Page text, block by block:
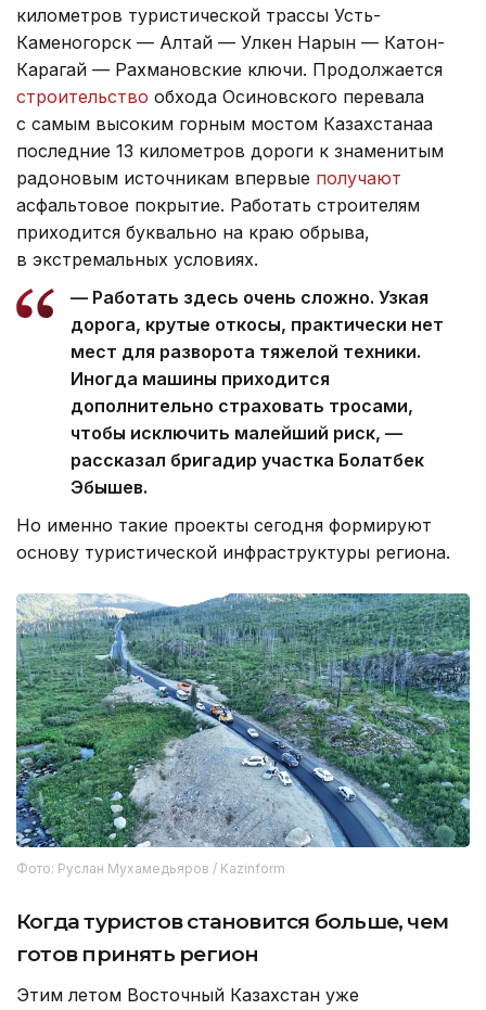
километров туристической трассы Усть-
Каменогорск — Алтай — Улкен Нарын — Катон-
Карагай — Рахмановские ключи. Продолжается
строительство обхода Осиновского перевала
с самым высоким горным мостом Казахстанаа
последние 13 километров дороги к знаменитым
радоновым источникам впервые получают
асфальтовое покрытие. Работать строителям
приходится буквально на краю обрыва,
в экстремальных условиях.
— Работать здесь очень сложно. Узкая
дорога, крутые откосы, практически нет
мест для разворота тяжелой техники.
Иногда машины приходится
дополнительно страховать тросами,
чтобы исключить малейший риск, —
рассказал бригадир участка Болатбек
Эбышев.
Но именно такие проекты сегодня формируют
основу туристической инфраструктуры региона.
Фото: Руслан Мухамедьяров / Kazinform
Когда туристов становится больше, чем
готов принять регион
Этим летом Восточный Казахстан уже